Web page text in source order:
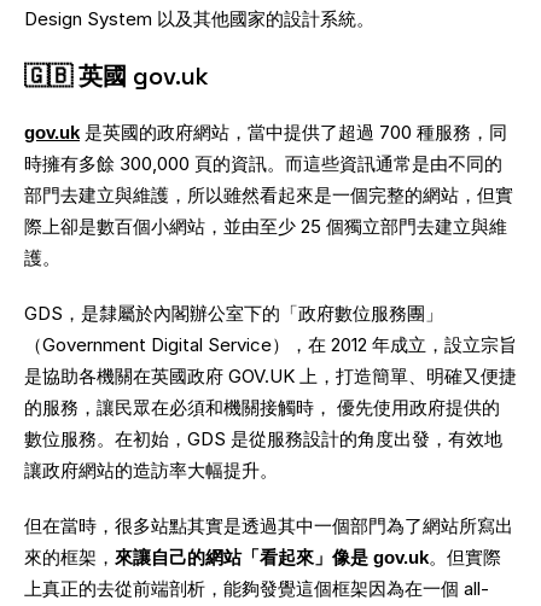
Design System 以及其他國家的設計系統。
🇬🇧 英國 gov.uk
gov.uk 是英國的政府網站，當中提供了超過 700 種服務，同
時擁有多餘 300,000 頁的資訊。而這些資訊通常是由不同的
部門去建立與維護，所以雖然看起來是一個完整的網站，但實
際上卻是數百個小網站，並由至少 25 個獨立部門去建立與維
護。
GDS，是隸屬於內閣辦公室下的「政府數位服務團」
（Government Digital Service），在 2012 年成立，設立宗旨
是協助各機關在英國政府 GOV.UK 上，打造簡單、明確又便捷
的服務，讓民眾在必須和機關接觸時， 優先使用政府提供的
數位服務。在初始，GDS 是從服務設計的角度出發，有效地
讓政府網站的造訪率大幅提升。
但在當時，很多站點其實是透過其中一個部門為了網站所寫出
來的框架， 來讓自己的網站「看起來」像是 gov.uk。但實際
上真正的去從前端剖析，能夠發覺這個框架因為在一個 all-